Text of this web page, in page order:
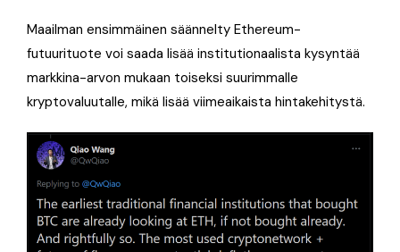
Maailman ensimmäinen säännelty Ethereum-
futuurituote voi saada lisää institutionaalista kysyntää
markkina-arvon mukaan toiseksi suurimmalle
kryptovaluutalle, mikä lisää viimeaikaista hintakehitystä.